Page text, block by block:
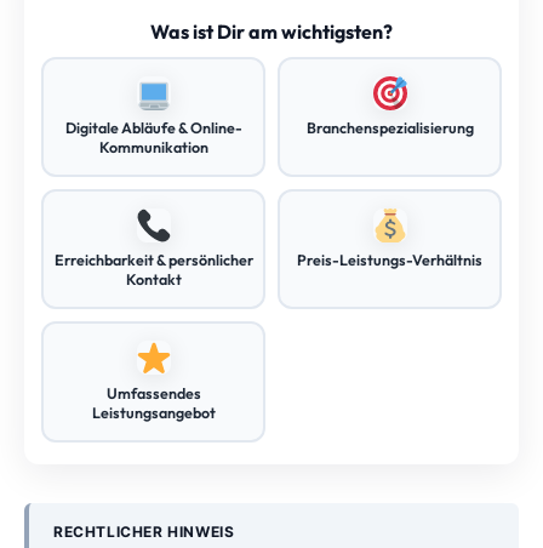
Was ist Dir am wichtigsten?
Digitale Abläufe & Online-
Kommunikation
Branchenspezialisierung
Erreichbarkeit & persönlicher
Kontakt
Preis-Leistungs-Verhältnis
Umfassendes
Leistungsangebot
RECHTLICHER HINWEIS